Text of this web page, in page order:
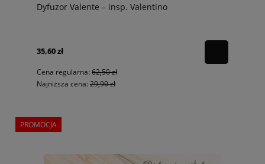
Dyfuzor Valente – insp. Valentino
35,60 zł
Cena regularna: 62,50 zł
Najniższa cena: 29,90 zł
PROMOCJA